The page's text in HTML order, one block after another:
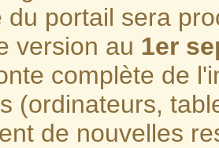
du portail sera
version au 1er
complète de
(ordinateurs,
de nouvelles